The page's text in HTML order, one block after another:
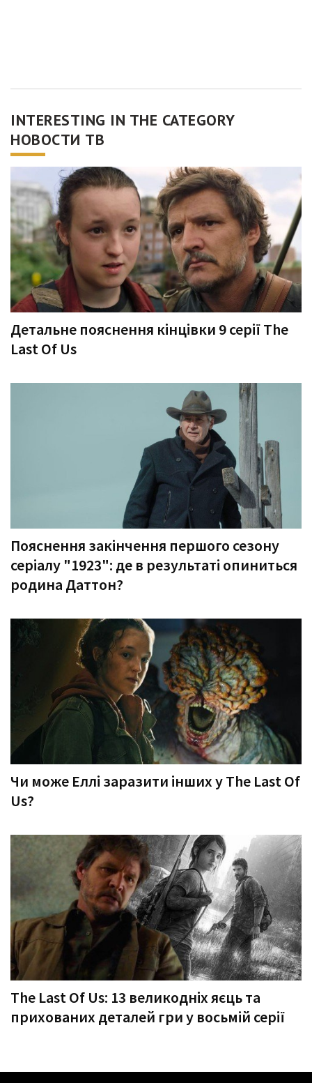
INTERESTING IN THE CATEGORY
НОВОСТИ ТВ
Детальне пояснення кінцівки 9 серії The
Last Of Us
Пояснення закінчення першого сезону
серіалу "1923": де в результаті опиниться
родина Даттон?
Чи може Еллі заразити інших у The Last Of
Us?
The Last Of Us: 13 великодніх яєць та
прихованих деталей гри у восьмій серії